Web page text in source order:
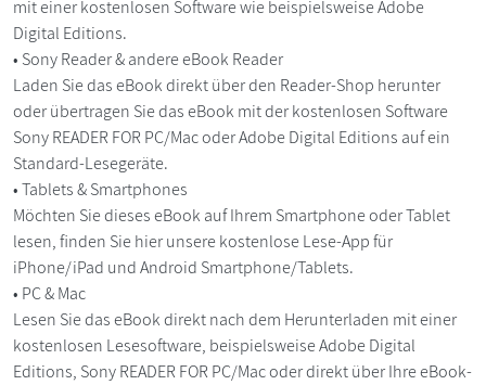
mit einer kostenlosen Software wie beispielsweise Adobe
Digital Editions.
• Sony Reader & andere eBook Reader
Laden Sie das eBook direkt über den Reader-Shop herunter
oder übertragen Sie das eBook mit der kostenlosen Software
Sony READER FOR PC/Mac oder Adobe Digital Editions auf ein
Standard-Lesegeräte.
• Tablets & Smartphones
Möchten Sie dieses eBook auf Ihrem Smartphone oder Tablet
lesen, finden Sie hier unsere kostenlose Lese-App für
iPhone/iPad und Android Smartphone/Tablets.
• PC & Mac
Lesen Sie das eBook direkt nach dem Herunterladen mit einer
kostenlosen Lesesoftware, beispielsweise Adobe Digital
Editions, Sony READER FOR PC/Mac oder direkt über Ihre eBook-